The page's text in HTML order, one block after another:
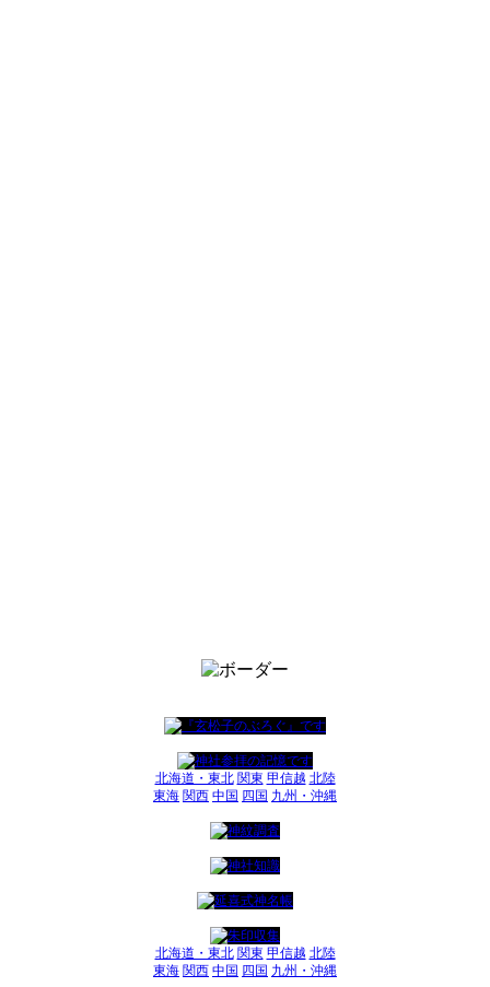
北海道・東北 関東 甲信越 北陸
東海 関西 中国 四国 九州・沖縄
北海道・東北 関東 甲信越 北陸
東海 関西 中国 四国 九州・沖縄